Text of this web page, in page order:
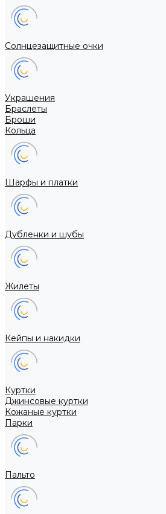
Солнцезащитные очки
Украшения
Браслеты
Броши
Кольца
Шарфы и платки
Дубленки и шубы
Жилеты
Кейпы и накидки
Куртки
Джинсовые куртки
Кожаные куртки
Парки
Пальто